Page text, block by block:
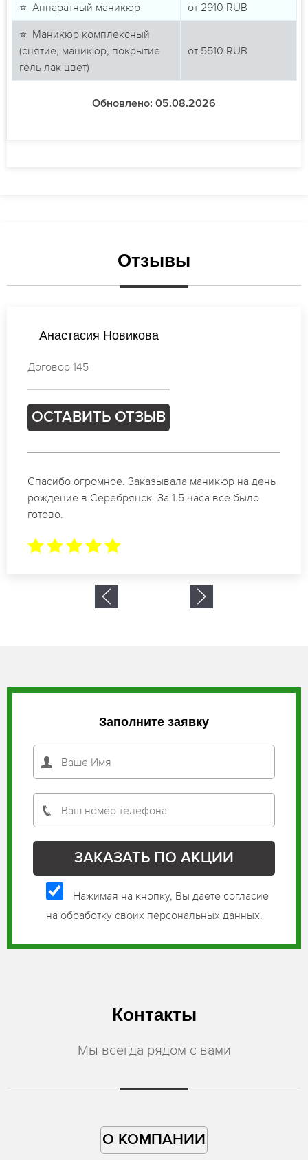
⭐ Аппаратный маникюр от 2910 RUB
⭐ Маникюр комплексный
(снятие, маникюр, покрытие
гель лак цвет)
от 5510 RUB
Обновлено: 05.08.2026
Отзывы
Мария Михайлова
Договор 737
ОСТАВИТЬ ОТЗЫВ
Идеальные специалисты своего дела по
маникюру в Серебрянск. Замечательный
результат. Буду обращаться еще.
Заполните заявку
Нажимая на кнопку, Вы даете согласие
на обработку своих персональных данных.
Контакты
Мы всегда рядом с вами
О КОМПАНИИ